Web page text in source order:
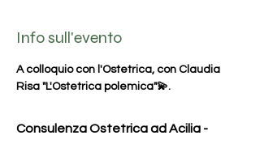
Info sull'evento
A colloquio con l'Ostetrica, con Claudia
Risa "L'Ostetrica polemica"💫.
Consulenza Ostetrica ad Acilia -